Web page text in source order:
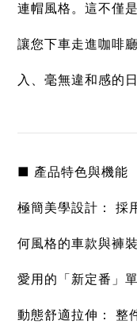
連帽風格。這不僅
讓您下車走進咖啡
入、毫無違和感的
■ 產品特色與機能
極簡美學設計： 採
何風格的車款與褲
愛用的「新定番」單
動態舒適拉伸： 整